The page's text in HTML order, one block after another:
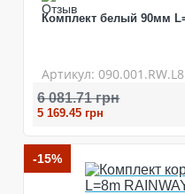
Комплект белый 90мм
Артикул:
6 081.71 грн
5 169.45 грн
-15%